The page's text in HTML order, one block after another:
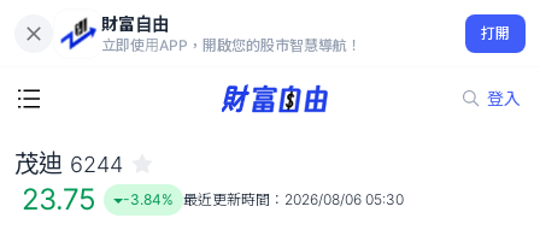
財富自由
立即使用APP，開啟您的股市智慧導航！
打開
登入
23.75
-3.84%
茂迪 6244
23.75 -3.84% 最近更新時間： 2026/08/06 05:30